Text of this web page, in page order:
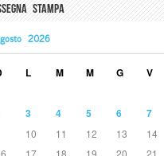
Stampa
2026
L M M G V
3 4 5 6 7
10 11 12 13 14
17 18 19 20 21